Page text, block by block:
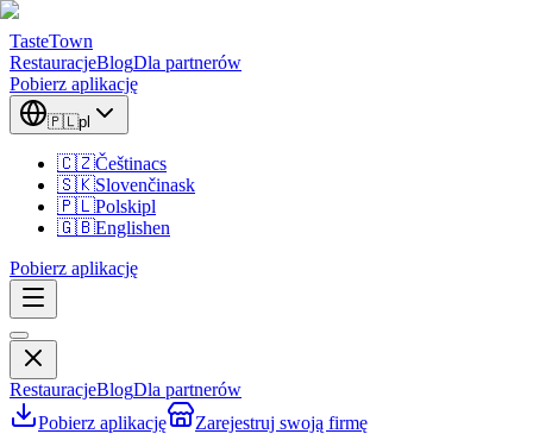
TasteTown
RestauracjeBlogDla partnerów
Pobierz aplikację
🇵🇱pl
🇨🇿Češtinacs
🇸🇰Slovenčinask
🇵🇱Polskipl
🇬🇧Englishen
Pobierz aplikację
RestauracjeBlogDla partnerów
Pobierz aplikację
Zarejestruj swoją firmę